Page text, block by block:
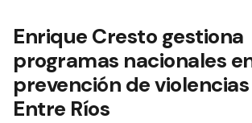
Enrique Cresto gestiona
programas nacionales
prevención de
Entre Ríos